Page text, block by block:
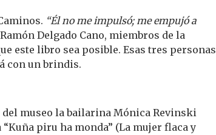
“Él no me impulsó; me empujó a
Delgado Cano, miembros de la
este libro sea posible. Esas tres personas
con un brindis.
museo la bailarina Mónica Revinski
piru ha monda” (La mujer flaca y